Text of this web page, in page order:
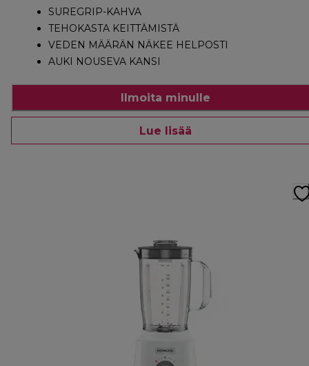
SUREGRIP-KAHVA
TEHOKASTA KEITTÄMISTÄ
VEDEN MÄÄRÄN NÄKEE HELPOSTI
AUKI NOUSEVA KANSI
Ilmoita minulle
Lue lisää